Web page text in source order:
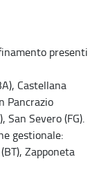
presenti
Castellana
Pancrazio
San Severo (FG).
gestionale:
Zapponeta